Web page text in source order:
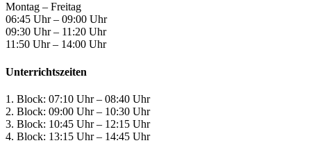
Montag – Freitag
06:45 Uhr – 09:00 Uhr
09:30 Uhr – 11:20 Uhr
11:50 Uhr – 14:00 Uhr
Unterrichtszeiten
1. Block: 07:10 Uhr – 08:40 Uhr
2. Block: 09:00 Uhr – 10:30 Uhr
3. Block: 10:45 Uhr – 12:15 Uhr
4. Block: 13:15 Uhr – 14:45 Uhr